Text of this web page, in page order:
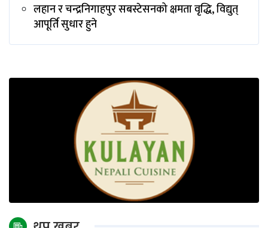
लहान र चन्द्रनिगाहपुर सबस्टेसनको क्षमता वृद्धि, विद्युत्
आपूर्ति सुधार हुने